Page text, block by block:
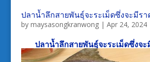
ปลาน้ำลึกสายพันธุ์จะระเม็ดซึ่งจะมีรา
by maysasongkranwong| Apr 24, 2024
ปลาน้ำลึกสายพันธุ์จะระเม็ดซึ่งจ